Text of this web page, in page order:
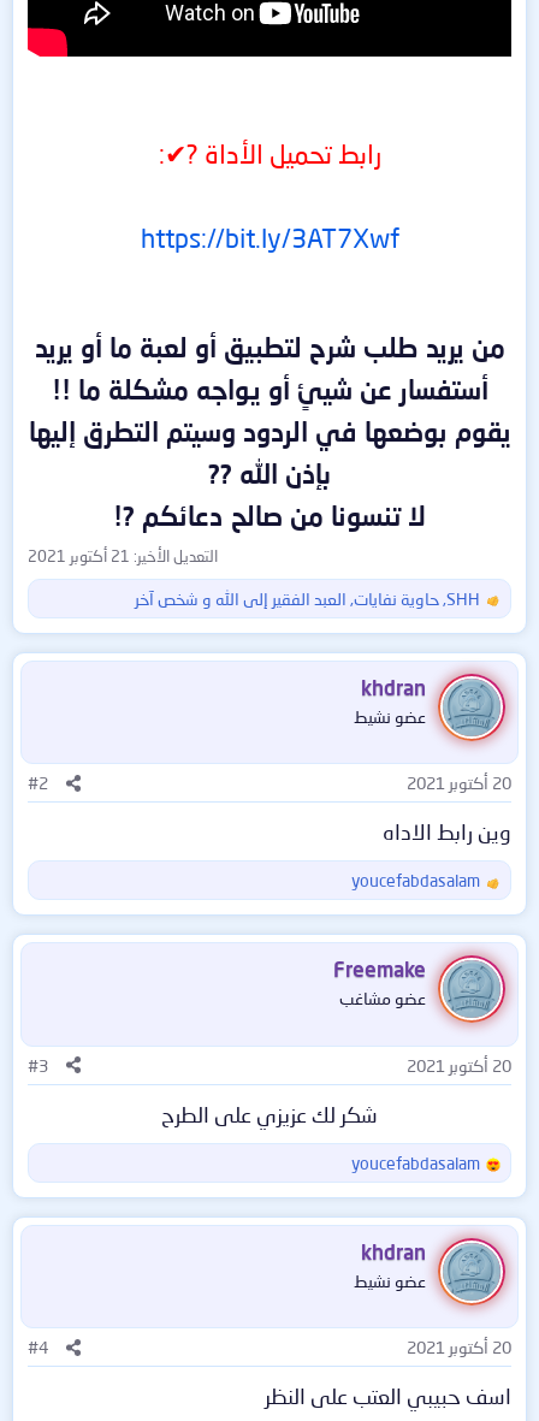
رابط تحميل الأداة ?✔:
https://bit.ly/3AT7Xwf
من يريد طلب شرح لتطبيق أو لعبة ما أو يريد
أستفسار عن شيئٍ أو يواجه مشكلة ما !!
يقوم بوضعها في الردود وسيتم التطرق إليها
بإذن الله ??
لا تنسونا من صالح دعائكم ?!
التعديل الأخير: 21 أكتوبر 2021
ل
ت
ف
ا
ع
ا
ت
SHH
, حاوية نفايات, العبد الفقير إلى الله و شخص آخر
khdran
عضو نشيط
20 أكتوبر 2021 #2
وين رابط الاداه
ل
ت
ف
ا
ع
ا
ت
youcefabdasalam
Freemake
عضو مشاغب
20 أكتوبر 2021 #3
شكر لك عزيزي على الطرح​
ا
ل
ت
ف
ا
ع
ا
ت
youcefabdasalam
khdran
عضو نشيط
20 أكتوبر 2021 #4
اسف حبيبي العتب على النظر